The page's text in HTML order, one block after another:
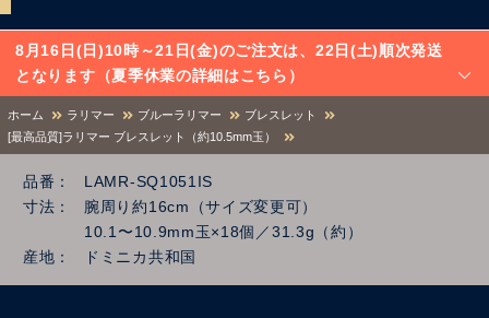
8月16日(日)10時～21日(金)のご注文は、22日(土)順次発送
となります（夏季休業の詳細はこちら）
ホーム ラリマー ブルーラリマー
ブレスレット
[最高品質]ラリマー ブレスレット（約10.5mm玉）
品番
LAMR-SQ1051IS
寸法
腕周り約16cm（サイズ変更可）
10.1〜10.9mm玉×18個／31.3g（約）
産地
ドミニカ共和国